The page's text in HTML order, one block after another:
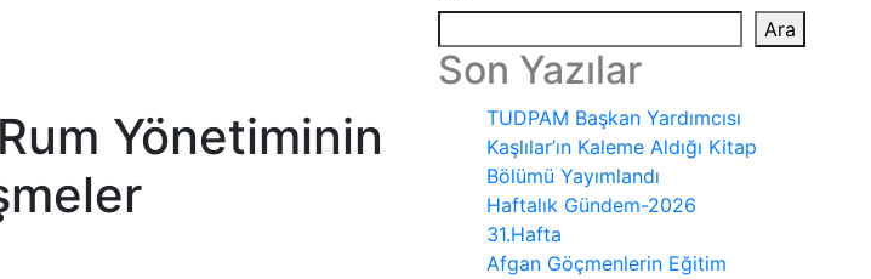
Yönetiminin
Ara
Son Yazılar
TUDPAM Başkan Yardımcısı
Kaşlılar’ın Kaleme Aldığı Kitap
Bölümü Yayımlandı
Haftalık Gündem-2026
31.Hafta
Afgan Göçmenlerin Eğitim